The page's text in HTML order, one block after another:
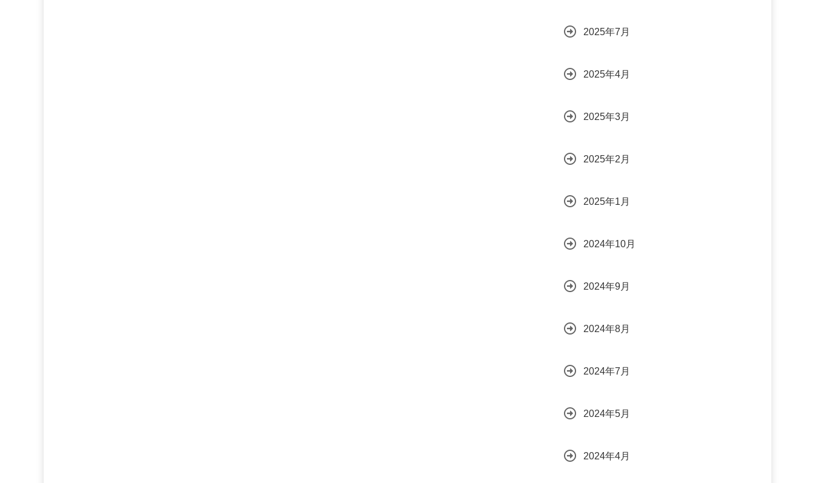
2025年7月
2025年4月
2025年3月
2025年2月
2025年1月
2024年10月
2024年9月
2024年8月
2024年7月
2024年5月
2024年4月